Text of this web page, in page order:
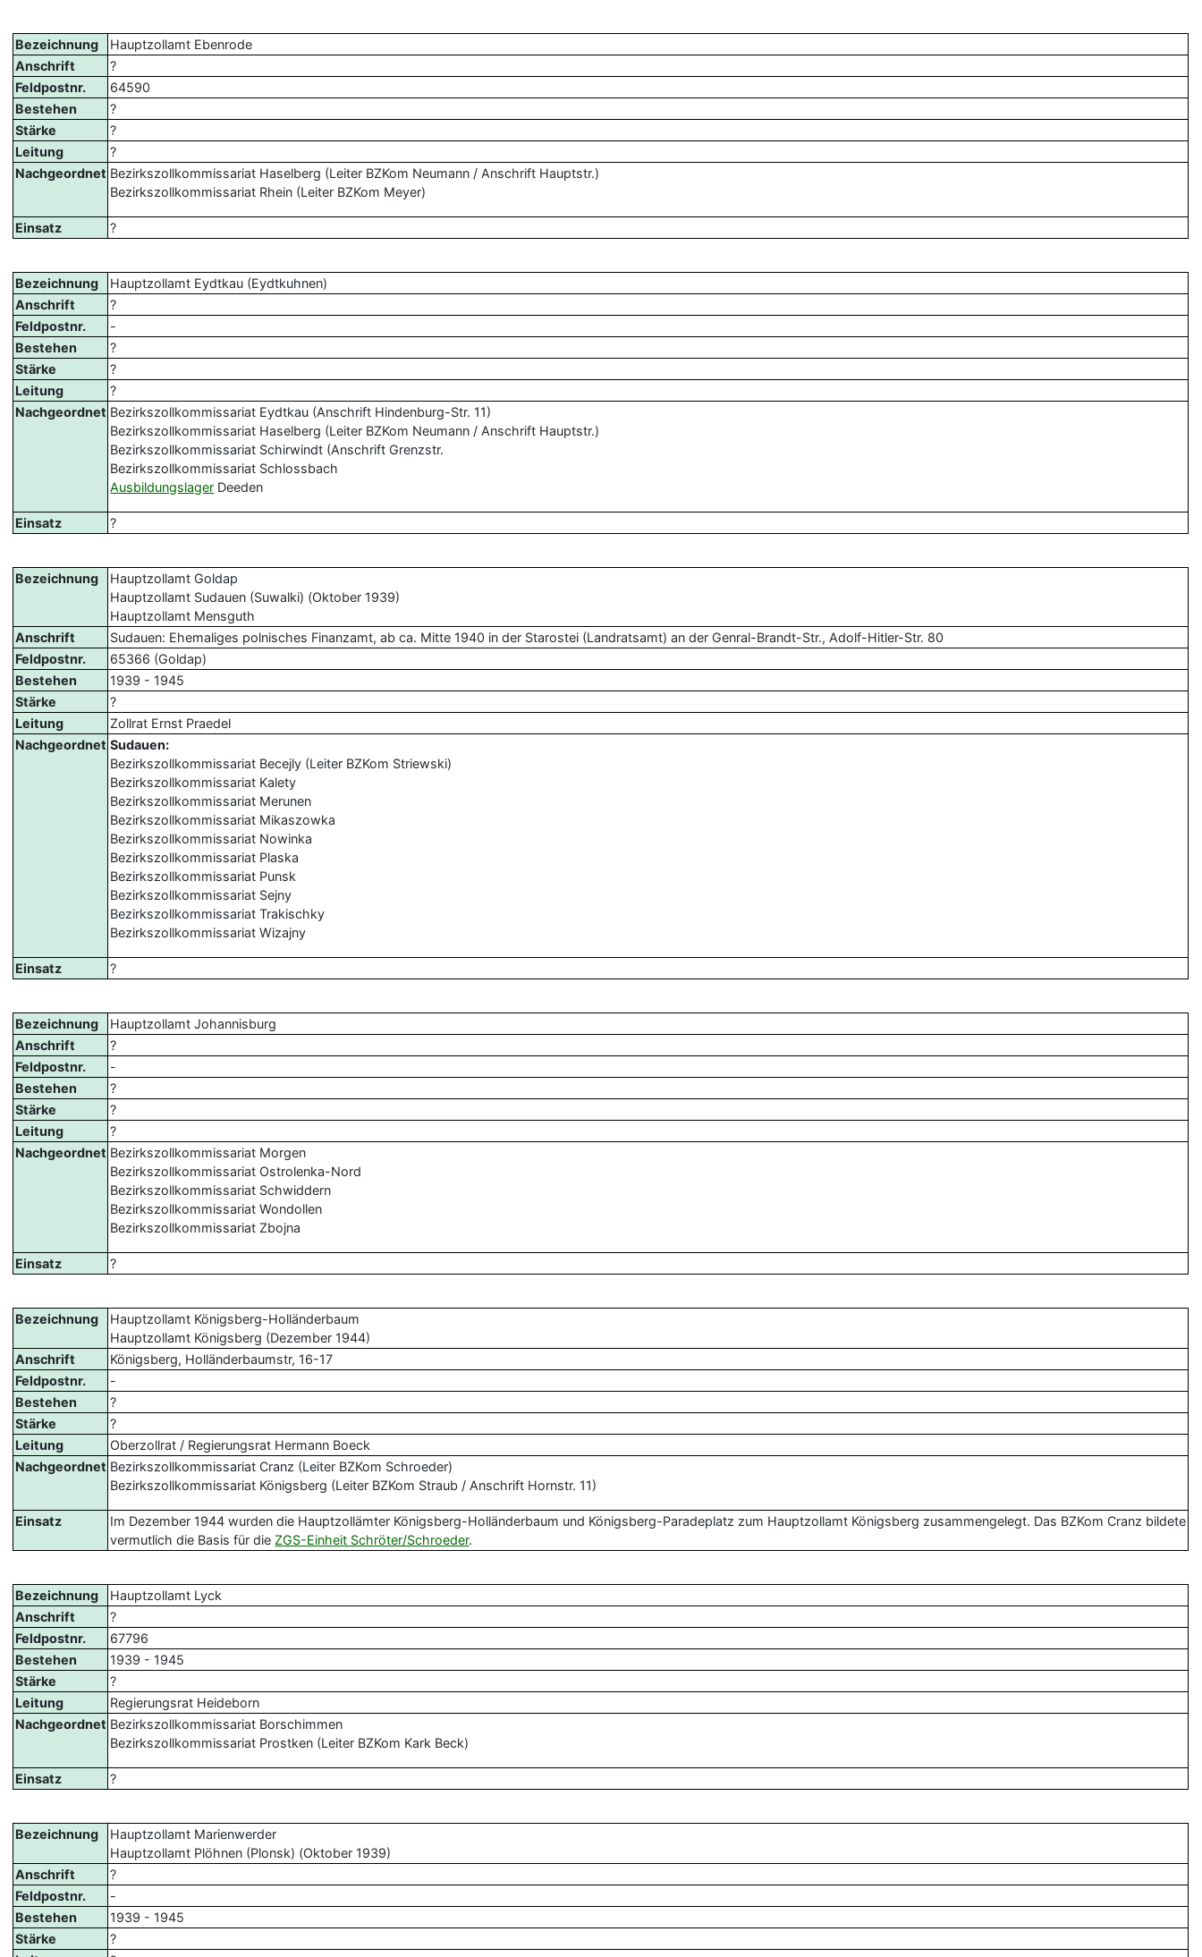
Bezeichnung
Hauptzollamt Ebenrode
Anschrift
?
Feldpostnr.
64590
Bestehen
?
Stärke
?
Leitung
?
Nachgeordnet Bezirkszollkommissariat Haselberg (Leiter BZKom Neumann / Anschrift Hauptstr.)
Bezirkszollkommissariat Rhein (Leiter BZKom Meyer)
Einsatz ?
Bezeichnung
Hauptzollamt Eydtkau (Eydtkuhnen)
Anschrift
?
Feldpostnr.
-
Bestehen
?
Stärke
?
Leitung
?
Nachgeordnet Bezirkszollkommissariat Eydtkau (Anschrift Hindenburg-Str. 11)
Bezirkszollkommissariat Haselberg (Leiter BZKom Neumann / Anschrift Hauptstr.)
Bezirkszollkommissariat Schirwindt (Anschrift Grenzstr.
Bezirkszollkommissariat Schlossbach
Ausbildungslager Deeden
Einsatz ?
Bezeichnung
Hauptzollamt Goldap
Hauptzollamt Sudauen (Suwalki) (Oktober 1939)
Hauptzollamt Mensguth
Anschrift
Sudauen: Ehemaliges polnisches Finanzamt, ab ca. Mitte 1940 in der Starostei (Landratsamt) an der Genral-Brandt-Str., Adolf-Hitler-Str. 80
Feldpostnr.
65366 (Goldap)
Bestehen
1939 - 1945
Stärke
?
Leitung
Zollrat Ernst Praedel
Nachgeordnet Sudauen:
Bezirkszollkommissariat Becejly (Leiter BZKom Striewski)
Bezirkszollkommissariat Kalety
Bezirkszollkommissariat Merunen
Bezirkszollkommissariat Mikaszowka
Bezirkszollkommissariat Nowinka
Bezirkszollkommissariat Plaska
Bezirkszollkommissariat Punsk
Bezirkszollkommissariat Sejny
Bezirkszollkommissariat Trakischky
Bezirkszollkommissariat Wizajny
Einsatz ?
Bezeichnung
Hauptzollamt Johannisburg
Anschrift
?
Feldpostnr.
-
Bestehen
?
Stärke
?
Leitung
?
Nachgeordnet Bezirkszollkommissariat Morgen
Bezirkszollkommissariat Ostrolenka-Nord
Bezirkszollkommissariat Schwiddern
Bezirkszollkommissariat Wondollen
Bezirkszollkommissariat Zbojna
Einsatz ?
Bezeichnung
Hauptzollamt Königsberg-Holländerbaum
Hauptzollamt Königsberg (Dezember 1944)
Anschrift
Königsberg, Holländerbaumstr, 16-17
Feldpostnr.
-
Bestehen
?
Stärke
?
Leitung
Oberzollrat / Regierungsrat Hermann Boeck
Nachgeordnet Bezirkszollkommissariat Cranz (Leiter BZKom Schroeder)
Bezirkszollkommissariat Königsberg (Leiter BZKom Straub / Anschrift Hornstr. 11)
Einsatz
Im Dezember 1944 wurden die Hauptzollämter Königsberg-Holländerbaum und Königsberg-Paradeplatz zum Hauptzollamt Königsberg zusammengelegt. Das BZKom Cranz bildete
vermutlich die Basis für dieZGS-Einheit Schröter/Schroeder.
Bezeichnung
Hauptzollamt Lyck
Anschrift
?
Feldpostnr.
67796
Bestehen
1939 - 1945
Stärke
?
Leitung
Regierungsrat Heideborn
Nachgeordnet Bezirkszollkommissariat Borschimmen
Bezirkszollkommissariat Prostken (Leiter BZKom Kark Beck)
Einsatz ?
Bezeichnung
Hauptzollamt Marienwerder
Hauptzollamt Plöhnen (Plonsk) (Oktober 1939)
Anschrift
?
Feldpostnr.
-
Bestehen
1939 - 1945
Stärke
?